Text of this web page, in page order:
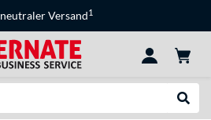
neutraler Versand1